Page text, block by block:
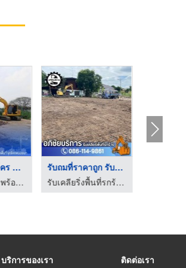
ให้เช่ารถแม็คโคร PC1 ...
แมคโครให้เช่าพร้อมคนขับ - ช้างแมคโครให้เช่า
รับถมที่ราคาถูก รับถ ...
รับเคลียริ่งพื้นที่รกร้าง ปทุมธานี - โชคทรัพย์อภิชัย
บริการของเรา ติดต่อเรา